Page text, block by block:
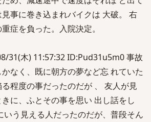
事に巻き込まれバイクは 大破。 右
症を負った。入院決定。
31(木) 11:57:32 ID:Pud31u5m0 事故
なく、既に朝方の夢など忘 れていた
程度の事だったのだが 、 友人が見
に、ふとその事を思い 出し話をし
いう見える人だったのだが、普段そん